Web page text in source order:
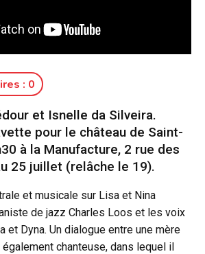
: 0
et Isnelle da Silveira.
pour le château de Saint-
à la Manufacture, 2 rue des
25 juillet (relâche le 19).
et musicale sur Lisa et Nina
de jazz Charles Loos et les voix
et Dyna. Un dialogue entre une mère
chanteuse, dans lequel il